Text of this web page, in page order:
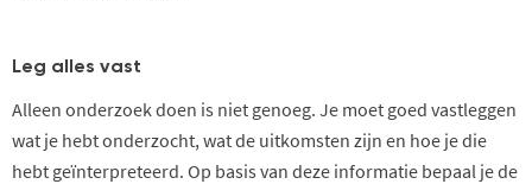
Leg alles vast
Alleen onderzoek doen is niet genoeg. Je moet goed vastleggen
wat je hebt onderzocht, wat de uitkomsten zijn en hoe je die
hebt geïnterpreteerd. Op basis van deze informatie bepaal je de